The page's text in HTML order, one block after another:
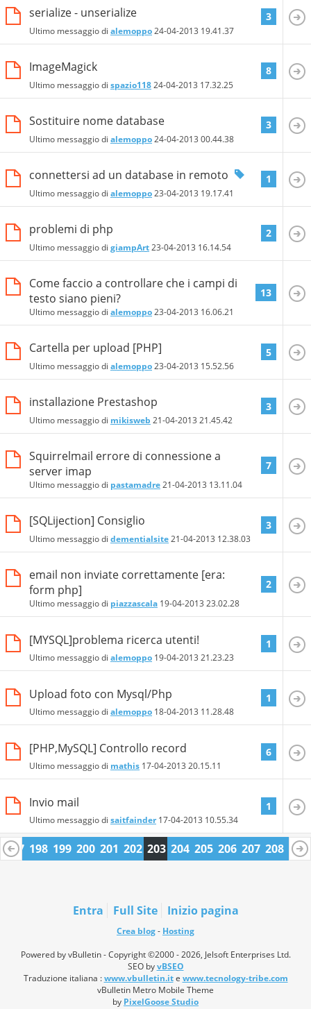
serialize - unserialize
Ultimo messaggio di alemoppo24-04-2013 19.41.37
3
ImageMagick
Ultimo messaggio di spazio11824-04-2013 17.32.25
8
Sostituire nome database
Ultimo messaggio di alemoppo24-04-2013 00.44.38
3
connettersi ad un database in remoto
Ultimo messaggio di alemoppo23-04-2013 19.17.41
1
problemi di php
Ultimo messaggio di giampArt23-04-2013 16.14.54
2
Come faccio a controllare che i campi di
testo siano pieni?
Ultimo messaggio di alemoppo23-04-2013 16.06.21
13
Cartella per upload [PHP]
Ultimo messaggio di alemoppo23-04-2013 15.52.56
5
installazione Prestashop
Ultimo messaggio di mikisweb 21-04-2013 21.45.42
3
Squirrelmail errore di connessione a
server imap
Ultimo messaggio di pastamadre21-04-2013 13.11.04
7
[SQLijection] Consiglio
Ultimo messaggio di dementialsite21-04-2013 12.38.03
3
email non inviate correttamente [era:
form php]
Ultimo messaggio di piazzascala 19-04-2013 23.02.28
2
[MYSQL]problema ricerca utenti!
Ultimo messaggio di alemoppo 19-04-2013 21.23.23
1
Upload foto con Mysql/Php
Ultimo messaggio di alemoppo 18-04-2013 11.28.48
1
[PHP,MySQL] Controllo record
Ultimo messaggio di mathis 17-04-2013 20.15.11
6
Invio mail
Ultimo messaggio di saitfainder17-04-2013 10.55.34
1
197 198 199 200 201 202 203 204 205 206 207 208 209
Entra Full Site Inizio pagina
Crea blog- Hosting
Powered by vBulletin - Copyright ©2000 - 2026, Jelsoft Enterprises Ltd.
SEO byvBSEO
Traduzione italiana :www.vbulletin.ite www.tecnology-tribe.com
vBulletin Metro Mobile Theme
by PixelGoose Studio